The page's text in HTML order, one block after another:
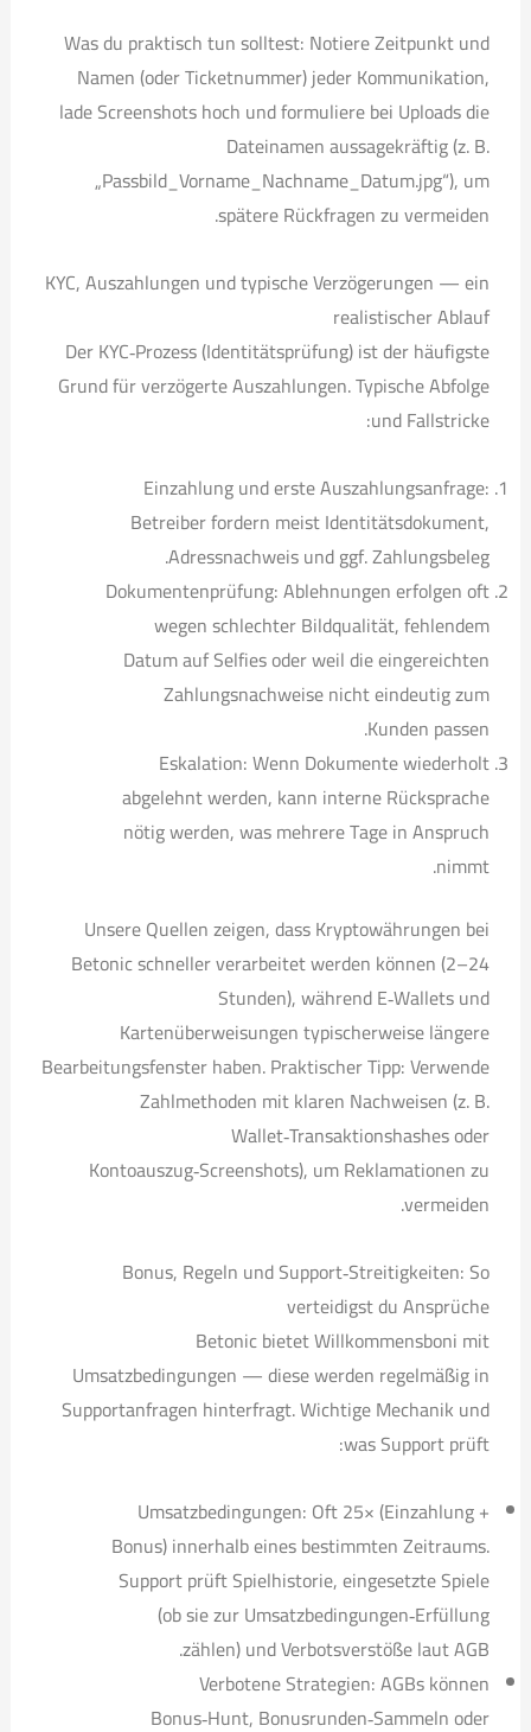
Was du praktisch tun solltest: Notiere Zeitpunkt und
Namen (oder Ticketnummer) jeder Kommunikation,
lade Screenshots hoch und formuliere bei Uploads die
Dateinamen aussagekräftig (z. B.
„Passbild_Vorname_Nachname_Datum.jpg“), um
spätere Rückfragen zu vermeiden.
KYC, Auszahlungen und typische Verzögerungen — ein
realistischer Ablauf
Der KYC‑Prozess (Identitätsprüfung) ist der häufigste
Grund für verzögerte Auszahlungen. Typische Abfolge
und Fallstricke:
Einzahlung und erste Auszahlungsanfrage:
Betreiber fordern meist Identitätsdokument,
Adressnachweis und ggf. Zahlungsbeleg.
Dokumentenprüfung: Ablehnungen erfolgen oft
wegen schlechter Bildqualität, fehlendem
Datum auf Selfies oder weil die eingereichten
Zahlungsnachweise nicht eindeutig zum
Kunden passen.
Eskalation: Wenn Dokumente wiederholt
abgelehnt werden, kann interne Rücksprache
nötig werden, was mehrere Tage in Anspruch
nimmt.
Unsere Quellen zeigen, dass Kryptowährungen bei
Betonic schneller verarbeitet werden können (2–24
Stunden), während E‑Wallets und
Kartenüberweisungen typischerweise längere
Bearbeitungsfenster haben. Praktischer Tipp: Verwende
Zahlmethoden mit klaren Nachweisen (z. B.
Wallet‑Transaktionshashes oder
Kontoauszug‑Screenshots), um Reklamationen zu
vermeiden.
Bonus, Regeln und Support‑Streitigkeiten: So
verteidigst du Ansprüche
Betonic bietet Willkommensboni mit
Umsatzbedingungen — diese werden regelmäßig in
Supportanfragen hinterfragt. Wichtige Mechanik und
was Support prüft:
Umsatzbedingungen: Oft 25× (Einzahlung +
Bonus) innerhalb eines bestimmten Zeitraums.
Support prüft Spielhistorie, eingesetzte Spiele
(ob sie zur Umsatzbedingungen‑Erfüllung
zählen) und Verbotsverstöße laut AGB.
Verbotene Strategien: AGBs können
Bonus‑Hunt, Bonusrunden‑Sammeln oder